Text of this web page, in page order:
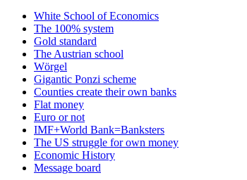
White School of Economics
The 100% system
Gold standard
The Austrian school
Wörgel
Gigantic Ponzi scheme
Counties create their own banks
Flat money
Euro or not
IMF+World Bank=Banksters
The US struggle for own money
Economic History
Message board